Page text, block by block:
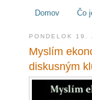
Domov Čo
PONDELOK 19.
Myslím
diskusným